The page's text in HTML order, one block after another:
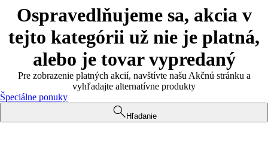
Ospravedlňujeme sa, akcia v
tejto kategórii už nie je platná,
alebo je tovar vypredaný
Pre zobrazenie platných akcií, navštívte našu Akčnú stránku a
vyhľadajte alternatívne produkty
Špeciálne ponuky
Hľadanie